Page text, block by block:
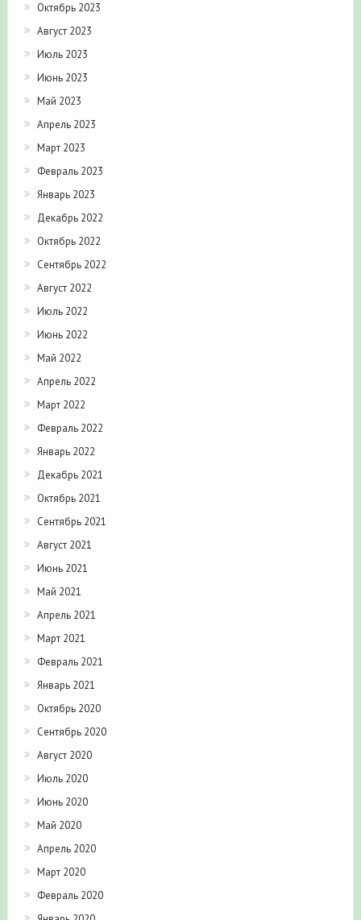
Октябрь 2023
Август 2023
Июль 2023
Июнь 2023
Май 2023
Апрель 2023
Март 2023
Февраль 2023
Январь 2023
Декабрь 2022
Октябрь 2022
Сентябрь 2022
Август 2022
Июль 2022
Июнь 2022
Май 2022
Апрель 2022
Март 2022
Февраль 2022
Январь 2022
Декабрь 2021
Октябрь 2021
Сентябрь 2021
Август 2021
Июнь 2021
Май 2021
Апрель 2021
Март 2021
Февраль 2021
Январь 2021
Октябрь 2020
Сентябрь 2020
Август 2020
Июль 2020
Июнь 2020
Май 2020
Апрель 2020
Март 2020
Февраль 2020